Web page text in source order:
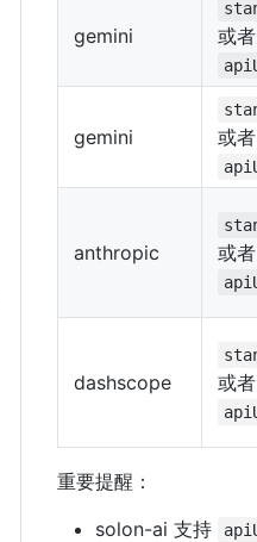
gemini 或者
gemini 或者
anthropic 或者
dashscope 或者
重要提醒：
solon-ai 支持